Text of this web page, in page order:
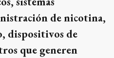
de nicotina,
dispositivos de
que generen